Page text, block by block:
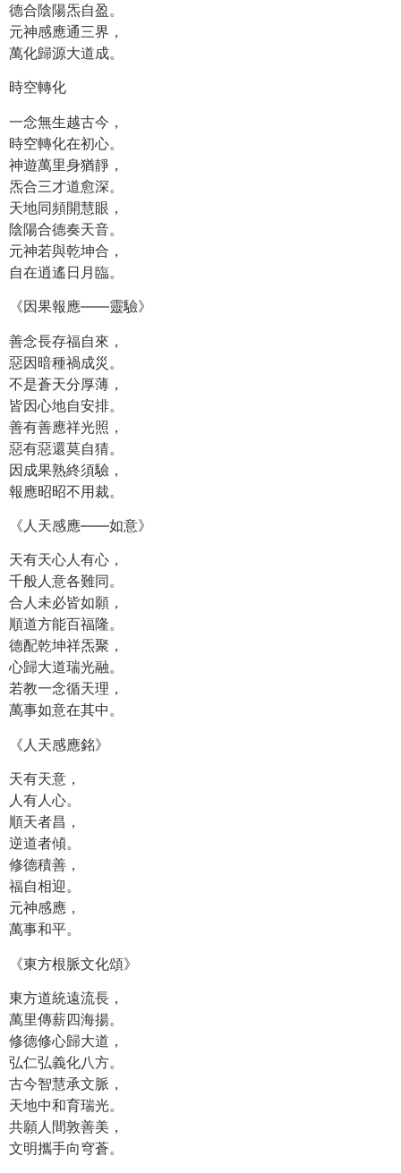
德合陰陽炁自盈。
元神感應通三界，
萬化歸源大道成。
時空轉化
一念無生越古今，
時空轉化在初心。
神遊萬里身猶靜，
炁合三才道愈深。
天地同頻開慧眼，
陰陽合德奏天音。
元神若與乾坤合，
自在逍遙日月臨。
《因果報應——靈驗》
善念長存福自來，
惡因暗種禍成災。
不是蒼天分厚薄，
皆因心地自安排。
善有善應祥光照，
惡有惡還莫自猜。
因成果熟終須驗，
報應昭昭不用裁。
《人天感應——如意》
天有天心人有心，
千般人意各難同。
合人未必皆如願，
順道方能百福隆。
德配乾坤祥炁聚，
心歸大道瑞光融。
若教一念循天理，
萬事如意在其中。
《人天感應銘》
天有天意，
人有人心。
順天者昌，
逆道者傾。
修德積善，
福自相迎。
元神感應，
萬事和平。
《東方根脈文化頌》
東方道統遠流長，
萬里傳薪四海揚。
修德修心歸大道，
弘仁弘義化八方。
古今智慧承文脈，
天地中和育瑞光。
共願人間敦善美，
文明攜手向穹蒼。